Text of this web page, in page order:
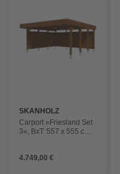
SKANHOLZ
Carport »Friesland Set
3«, BxT: 557 x 555 cm,
4.749,00 €